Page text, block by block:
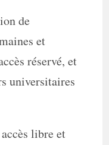
de
et
réservé, et
universitaires
libre et